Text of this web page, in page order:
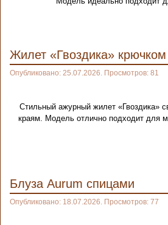
Жилет «Гвоздика» крючком
Опубликовано: 25.07.2026. Просмотров: 81
Стильный ажурный жилет «Гвоздика»
краям. Модель отлично подходит для
Блуза Aurum спицами
Опубликовано: 18.07.2026. Просмотров: 77